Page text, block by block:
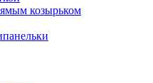
козырьком